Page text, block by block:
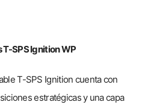
SPS Ignition WP
T-SPS Ignition cuenta con
estratégicas y una capa